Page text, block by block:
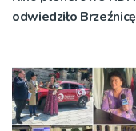
odwiedziło Brzeźnicę